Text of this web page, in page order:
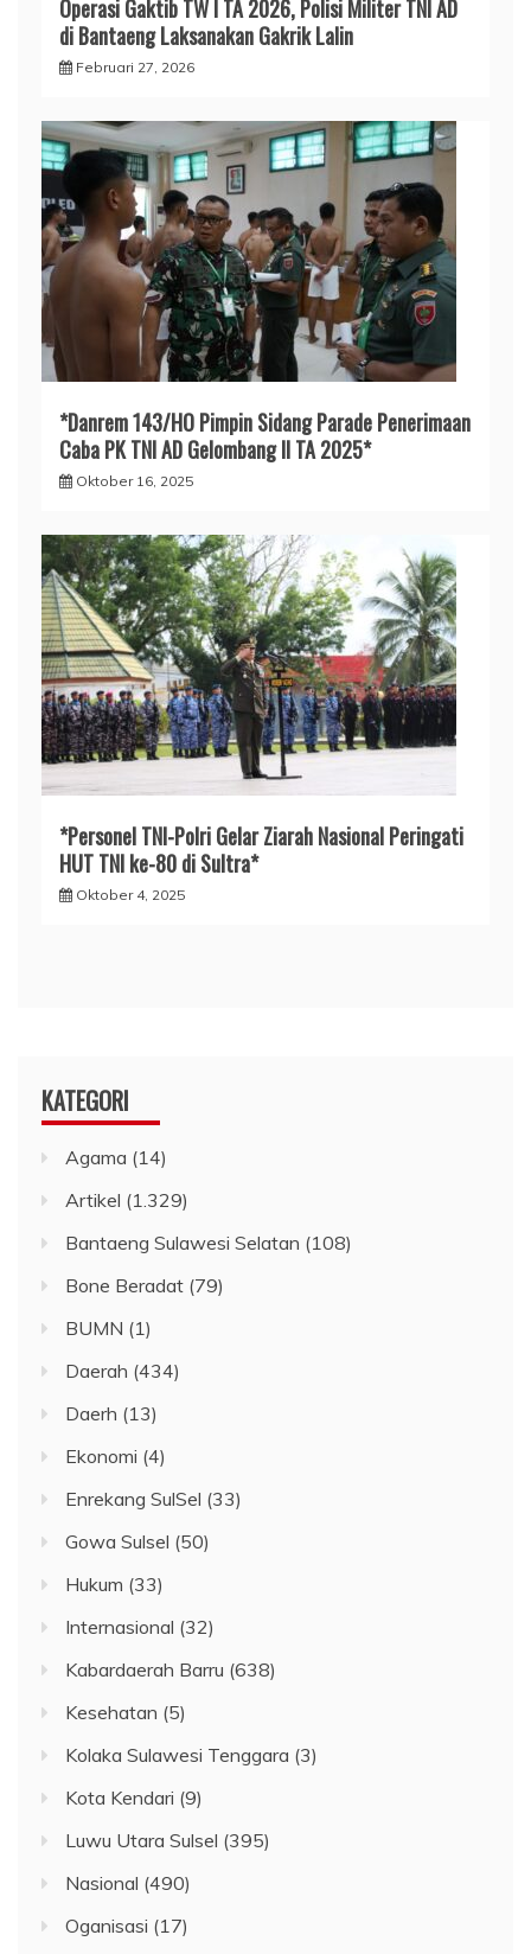
Operasi Gaktib TW I TA 2026, Polisi Militer TNI AD
di Bantaeng Laksanakan Gakrik Lalin
Februari 27, 2026
*Danrem 143/HO Pimpin Sidang Parade Penerimaan
Caba PK TNI AD Gelombang II TA 2025*
Oktober 16, 2025
*Personel TNI-Polri Gelar Ziarah Nasional Peringati
HUT TNI ke-80 di Sultra*
Oktober 4, 2025
KATEGORI
Agama (14)
Artikel (1.329)
Bantaeng Sulawesi Selatan (108)
Bone Beradat (79)
BUMN (1)
Daerah (434)
Daerh (13)
Ekonomi (4)
Enrekang SulSel (33)
Gowa Sulsel (50)
Hukum (33)
Internasional (32)
Kabardaerah Barru (638)
Kesehatan (5)
Kolaka Sulawesi Tenggara (3)
Kota Kendari (9)
Luwu Utara Sulsel (395)
Nasional (490)
Oganisasi (17)